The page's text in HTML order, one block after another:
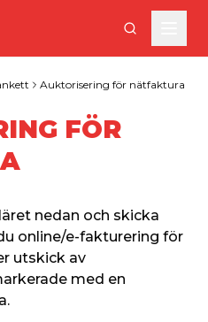
Auktorisering för nätfaktura
FÖR
nedan och skicka
online/e-fakturering för
utskick av
med en